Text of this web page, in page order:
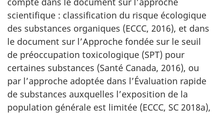
scientifique : classification du risque écologique
des substances organiques (ECCC, 2016), et dans
le document sur l’Approche fondée sur le seuil
de préoccupation toxicologique (SPT) pour
certaines substances (Santé Canada, 2016), ou
par l’approche adoptée dans l’Évaluation rapide
de substances auxquelles l’exposition de la
population générale est limitée (ECCC, SC 2018a),